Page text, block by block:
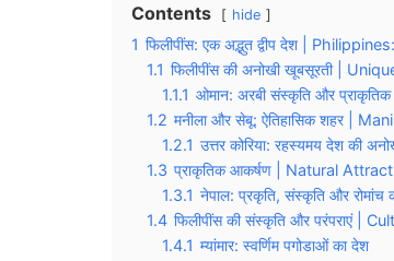
Contents hide
1 फिलीपींस: एक अद्भुत द्वीप देश |
1.1 फिलीपींस की अनोखी खूबसूरती |
1.1.1 ओमान: अरबी संस्कृति और
1.2 मनीला और सेबू: ऐतिहासिक शहर |
1.2.1 उत्तर कोरिया: रहस्यमय देश की
1.3 प्राकृतिक आकर्षण | Natural
1.3.1 नेपाल: प्रकृति, संस्कृति और रोमांच
1.4 फिलीपींस की संस्कृति और परंपराएं |
1.4.1 म्यांमार: स्वर्णिम पगोडाओं का देश